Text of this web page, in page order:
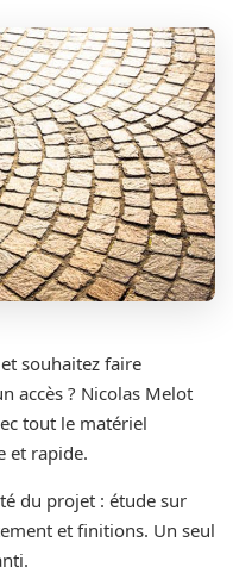
souhaitez faire
accès ? Nicolas Melot
tout le matériel
et rapide.
du projet : étude sur
et finitions. Un seul